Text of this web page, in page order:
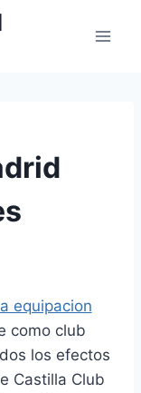
como club
los efectos
Castilla Club